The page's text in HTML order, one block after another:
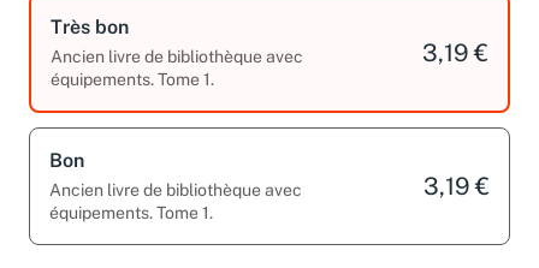
Très bon
Ancien livre de bibliothèque avec
équipements. Tome 1.
3,19 €
Bon
Ancien livre de bibliothèque avec
équipements. Tome 1.
3,19 €